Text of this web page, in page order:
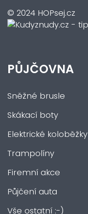
© 2024 HOPsej.cz
PŮJČOVNA
Sněžné brusle
Skákací boty
Elektrické koloběžky
Trampolíny
Firemní akce
Půjčení auta
Vše ostatní :-)